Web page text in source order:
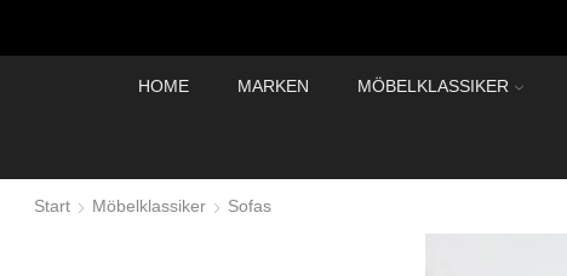
HOME MARKEN MÖBELKLASSIKER
Start Möbelklassiker Sofas